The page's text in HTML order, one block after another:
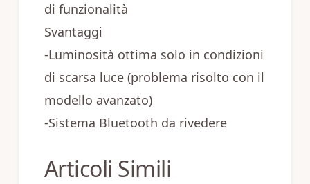
di funzionalità
Svantaggi
-Luminosità ottima solo in condizioni
di scarsa luce (problema risolto con il
modello avanzato)
-Sistema Bluetooth da rivedere
Articoli Simili